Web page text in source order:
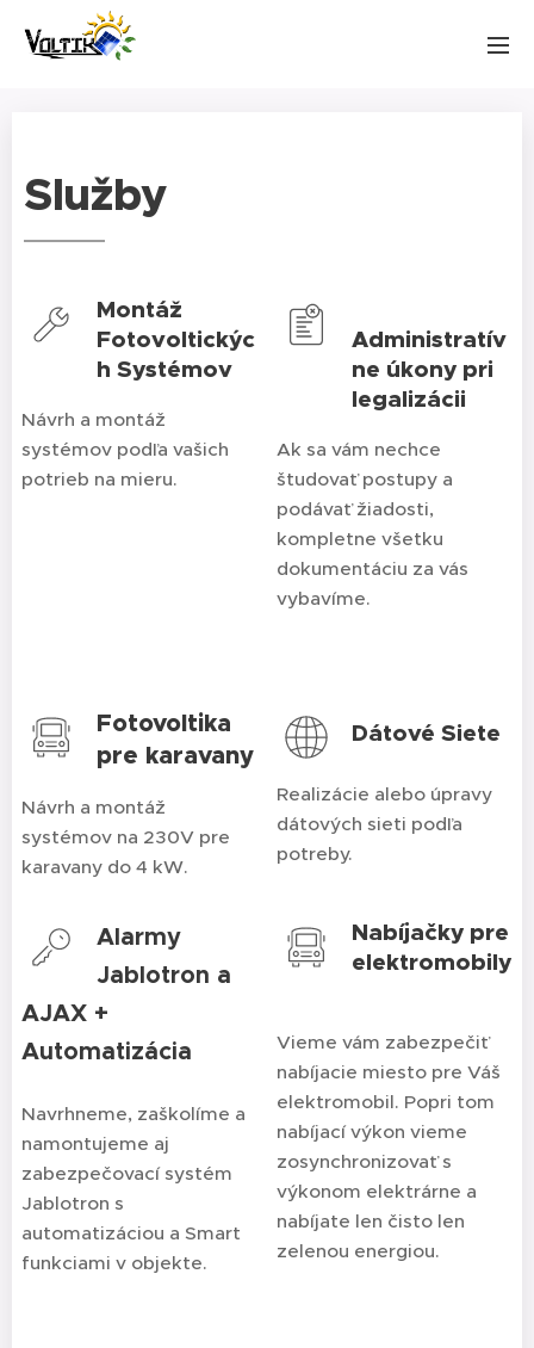
Služby
Montáž
Fotovoltickýc
h Systémov
Návrh a montáž
systémov podľa vašich
potrieb na mieru.
Administratív
ne úkony pri
legalizácii
Ak sa vám nechce
študovať postupy a
podávať žiadosti,
kompletne všetku
dokumentáciu za vás
vybavíme.
Fotovoltika
pre karavany
Návrh a montáž
systémov na 230V pre
karavany do 4 kW.
Dátové Siete
Realizácie alebo úpravy
dátových sieti podľa
potreby.
Alarmy
Jablotron a
AJAX +
Automatizácia
Navrhneme, zaškolíme a
namontujeme aj
zabezpečovací systém
Jablotron s
automatizáciou a Smart
funkciami v objekte.
Nabíjačky pre
elektromobily
Vieme vám zabezpečiť
nabíjacie miesto pre Váš
elektromobil. Popri tom
nabíjací výkon vieme
zosynchronizovať s
výkonom elektrárne a
nabíjate len čisto len
zelenou energiou.